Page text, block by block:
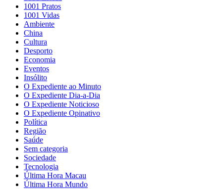
1001 Pratos
1001 Vidas
Ambiente
China
Cultura
Desporto
Economia
Eventos
Insólito
O Expediente ao Minuto
O Expediente Dia-a-Dia
O Expediente Noticioso
O Expediente Opinativo
Política
Região
Saúde
Sem categoria
Sociedade
Tecnologia
Última Hora Macau
Última Hora Mundo